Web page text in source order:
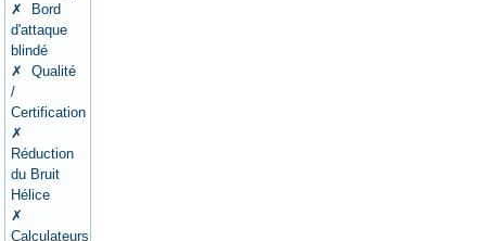
✗ Bord
d'attaque
blindé
✗ Qualité
/
Certification
✗
Réduction
du Bruit
Hélice
✗
Calculateurs